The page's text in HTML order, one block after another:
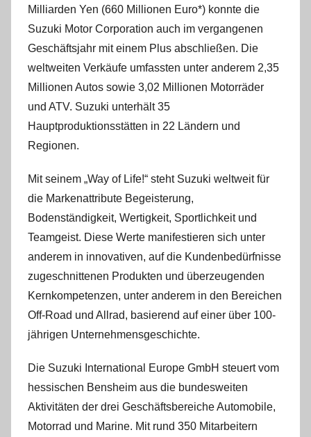
Milliarden Yen (660 Millionen Euro*) konnte die
Suzuki Motor Corporation auch im vergangenen
Geschäftsjahr mit einem Plus abschließen. Die
weltweiten Verkäufe umfassten unter anderem 2,35
Millionen Autos sowie 3,02 Millionen Motorräder
und ATV. Suzuki unterhält 35
Hauptproduktionsstätten in 22 Ländern und
Regionen.
Mit seinem „Way of Life!“ steht Suzuki weltweit für
die Markenattribute Begeisterung,
Bodenständigkeit, Wertigkeit, Sportlichkeit und
Teamgeist. Diese Werte manifestieren sich unter
anderem in innovativen, auf die Kundenbedürfnisse
zugeschnittenen Produkten und überzeugenden
Kernkompetenzen, unter anderem in den Bereichen
Off-Road und Allrad, basierend auf einer über 100-
jährigen Unternehmensgeschichte.
Die Suzuki International Europe GmbH steuert vom
hessischen Bensheim aus die bundesweiten
Aktivitäten der drei Geschäftsbereiche Automobile,
Motorrad und Marine. Mit rund 350 Mitarbeitern